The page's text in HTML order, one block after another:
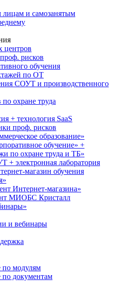
и самозанятым
центров
рисков
обучения
по ОТ
СОУТ и производственного
охране труда
+ технология SaaS
проф. рисков
образование»
обучение» +
по охране труда и ТБ»
+ электронная лаборатория
магазин обучения
Интернет-магазина»
МИОБС Кристалл
и вебинары
модулям
документам